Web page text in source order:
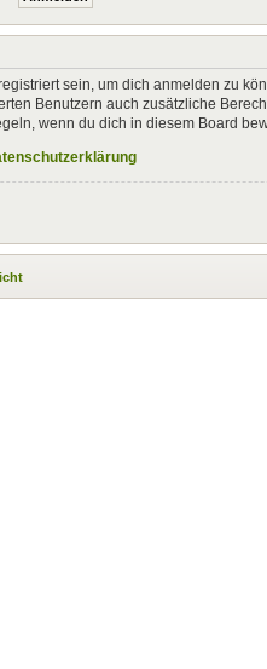
sein, um dich anmelden zu
Benutzern auch zusätzliche
wenn du dich in diesem Board